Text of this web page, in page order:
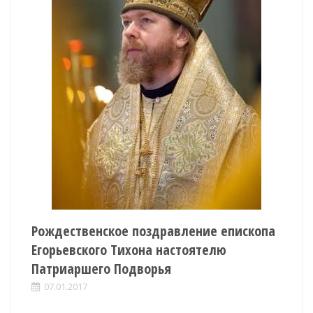
Рождественское поздравление епископа
Егорьевского Тихона настоятелю
Патриаршего Подворья
07.01.2017